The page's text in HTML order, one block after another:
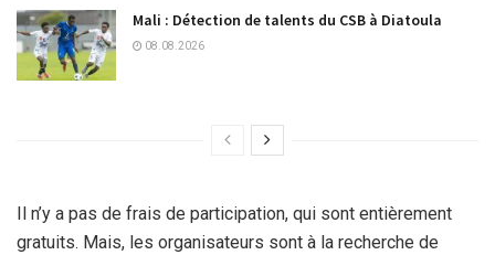
Mali : Détection de talents du CSB à Diatoula
08.08.2026
Il n’y a pas de frais de participation, qui sont entièrement
gratuits. Mais, les organisateurs sont à la recherche de